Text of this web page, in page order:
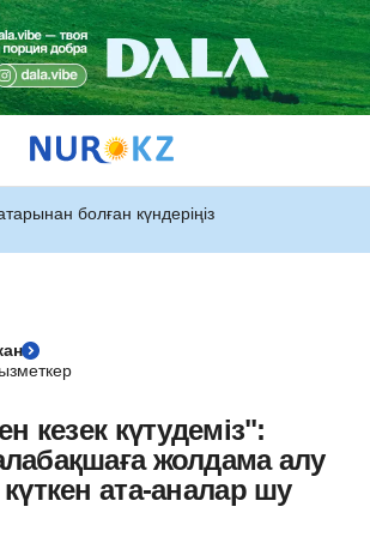
болған күндеріңіз
кезек күтудеміз":
жолдама алу
күткен ата-аналар шу